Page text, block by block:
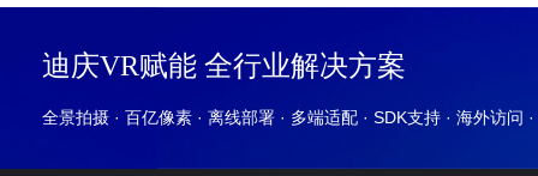
迪庆VR赋能 全行业解决方案
全景拍摄 · 百亿像素 · 离线部署 · 多端适配 · SDK支持 · 海外访问